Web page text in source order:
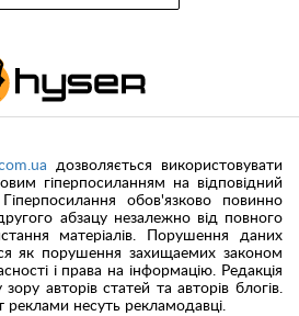
дозволяється використовувати
гіперпосиланням на відповідний
обов'язково повинно
абзацу незалежно від повного
матеріалів. Порушення даних
як порушення захищаемих законом
і права на інформацію. Редакція
авторів статей та авторів блогів.
реклами несуть рекламодавці.